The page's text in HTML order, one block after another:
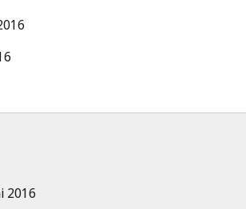
2016